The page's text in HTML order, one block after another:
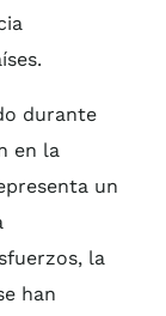
durante
en la
un
la
han